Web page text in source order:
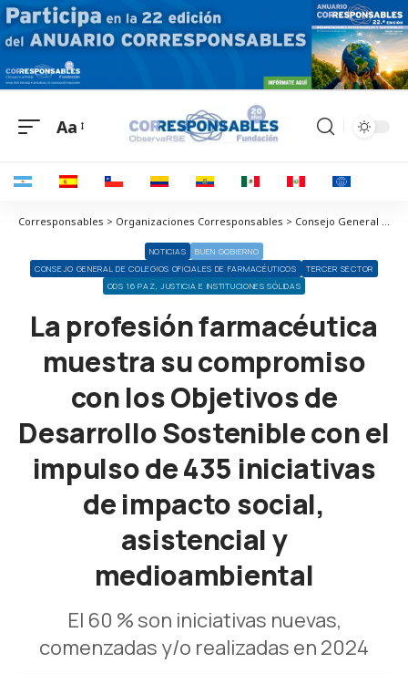
Aa
Corresponsables > Organizaciones Corresponsables > Consejo General de Colegios Oficiales de Farmacéuticos > La profesión farmacéutica muestra su compromiso con los Objetivos de Desarrollo Sostenible con el impulso de 435 iniciativas de impacto social, asistencial y medioambiental
NOTICIAS
BUEN GOBIERNO
CONSEJO GENERAL DE COLEGIOS OFICIALES DE FARMACÉUTICOS
TERCER SECTOR
ODS 16 PAZ, JUSTICIA E INSTITUCIONES SÓLIDAS
La profesión farmacéutica
muestra su compromiso
con los Objetivos de
Desarrollo Sostenible con el
impulso de 435 iniciativas
de impacto social,
asistencial y
medioambiental
El 60 % son iniciativas nuevas,
comenzadas y/o realizadas en 2024